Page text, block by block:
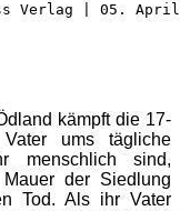
Verlag | 05. April
kämpft die 17-
ums tägliche
menschlich sind,
der Siedlung
Tod. Als ihr Vater